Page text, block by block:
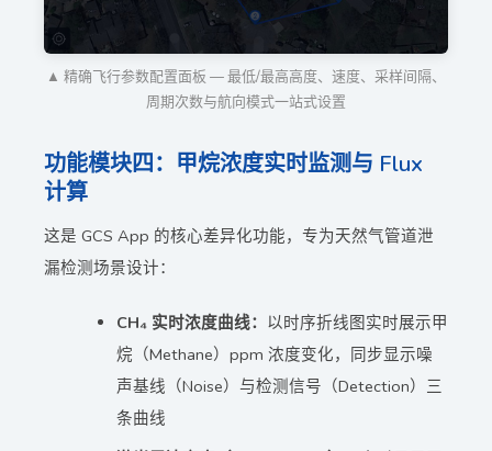
▲ 精确飞行参数配置面板 — 最低/最高高度、速度、采样间隔、
周期次数与航向模式一站式设置
功能模块四：甲烷浓度实时监测与 Flux
计算
这是 GCS App 的核心差异化功能，专为天然气管道泄
漏检测场景设计：
CH₄ 实时浓度曲线： 以时序折线图实时展示甲
烷（Methane）ppm 浓度变化，同步显示噪
声基线（Noise）与检测信号（Detection）三
条曲线